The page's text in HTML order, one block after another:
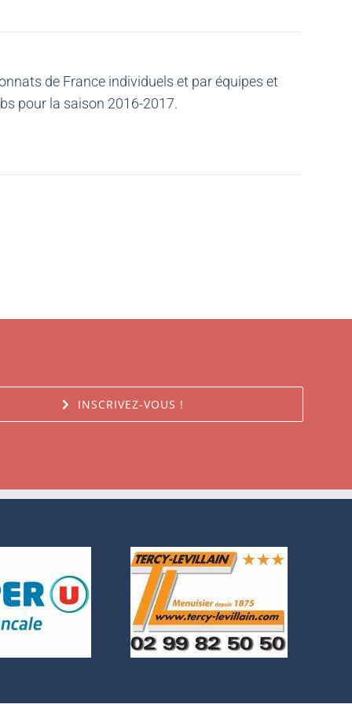
de France individuels et par équipes et
pour la saison 2016-2017.
INSCRIVEZ-VOUS !